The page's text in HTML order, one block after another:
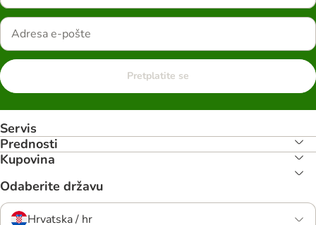
Pretplatite se
Servis
Prednosti
Kupovina
Odaberite državu
Hrvatska / hr